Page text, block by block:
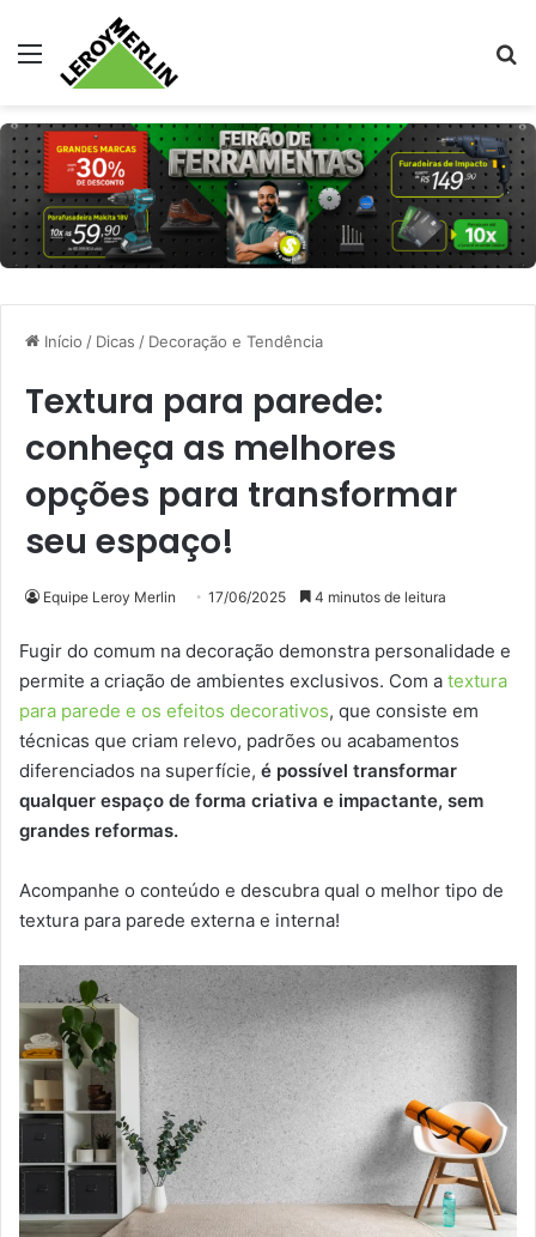
Menu
Início / Dicas / Decoração e Tendência
Textura para parede:
conheça as melhores
opções para transformar
seu espaço!
Equipe Leroy Merlin 17/06/2025 4 minutos de leitura
Fugir do comum na decoração demonstra personalidade e
permite a criação de ambientes exclusivos. Com a textura
para parede e os efeitos decorativos, que consiste em
técnicas que criam relevo, padrões ou acabamentos
diferenciados na superfície, é possível transformar
qualquer espaço de forma criativa e impactante, sem
grandes reformas.
Acompanhe o conteúdo e descubra qual o melhor tipo de
textura para parede externa e interna!